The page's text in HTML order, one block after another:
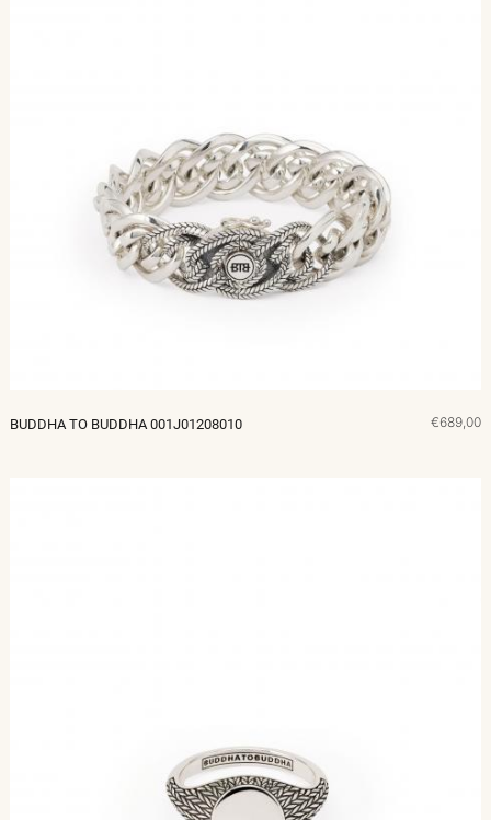
BUDDHA TO BUDDHA 001J01208010 €689,00